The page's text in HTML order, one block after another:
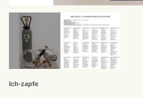
Ich-zapfe